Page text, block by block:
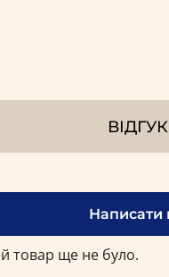
Написати
товар ще не було.